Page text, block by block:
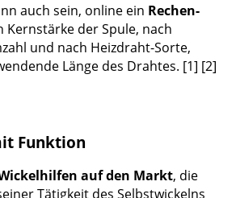
auch sein, online ein Rechen-
Kernstärke der Spule, nach
und nach Heizdraht-Sorte,
Länge des Drahtes. [1] [2]
Funktion
auf den Markt, die
Tätigkeit des Selbstwickelns